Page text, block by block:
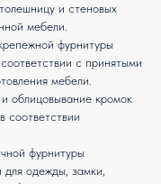
и стеновых
мебели.
фурнитуры
с принятыми
мебели.
облицовывание кромок
соответствии
фурнитуры
одежды, замки,